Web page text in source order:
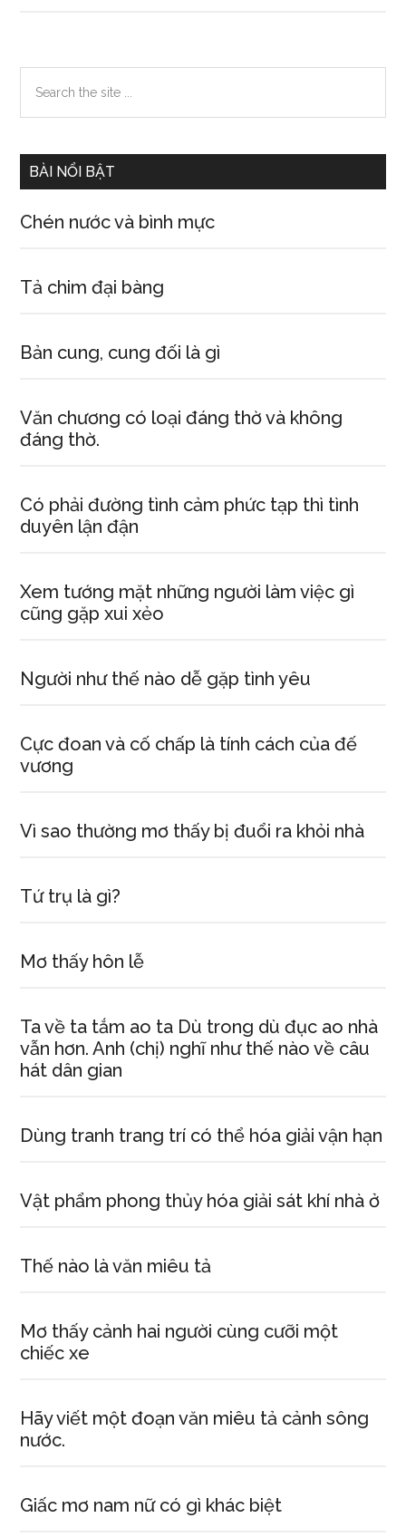
của
những
người
độc
Primary
Sidebar
the
BÀI NỔI BẬT
Chén nước và bình mực
Tả chim đại bàng
Bản cung, cung đối là gì
Văn chương có loại đáng thờ và không
đáng thờ.
Có phải đường tình cảm phức tạp thì tình
duyên lận đận
Xem tướng mặt những người làm việc gì
cũng gặp xui xẻo
Người như thế nào dễ gặp tình yêu
Cực đoan và cố chấp là tính cách của đế
vương
Vì sao thường mơ thấy bị đuổi ra khỏi nhà
Tứ trụ là gì?
Mơ thấy hôn lễ
Ta về ta tắm ao ta Dù trong dù đục ao nhà
vẫn hơn. Anh (chị) nghĩ như thế nào về câu
hát dân gian
Dùng tranh trang trí có thể hóa giải vận hạn
Vật phẩm phong thủy hóa giải sát khí nhà ở
Thế nào là văn miêu tả
Mơ thấy cảnh hai người cùng cưỡi một
chiếc xe
Hãy viết một đoạn văn miêu tả cảnh sông
nước.
Giấc mơ nam nữ có gì khác biệt